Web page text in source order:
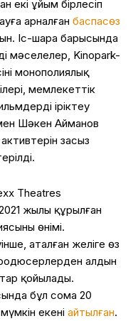
екі ұйым бірлесіп
арналған баспасөз
Іс-шара барысында
мәселелер, Kinopark-
монополиялық
мемлекеттік
іріктеу
Шәкен Айманов
заңсыз
Theatres
2021 жылы құрылған
өнімі.
аталған желіге өз
алдын
қойылады.
бұл сома 20
екені айтылған.